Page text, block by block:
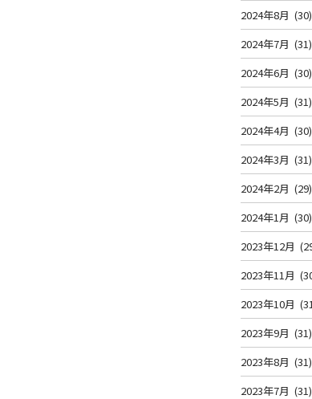
2024年8月 (30)
2024年7月 (31)
2024年6月 (30)
2024年5月 (31)
2024年4月 (30)
2024年3月 (31)
2024年2月 (29)
2024年1月 (30)
2023年12月
2023年11月
2023年10月
2023年9月 (31)
2023年8月 (31)
2023年7月 (31)